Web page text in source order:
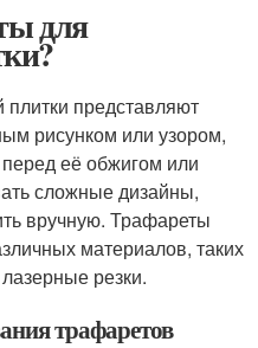
для
представляют
рисунком или узором,
её обжигом или
сложные дизайны,
вручную. Трафареты
материалов, таких
резки.
трафаретов